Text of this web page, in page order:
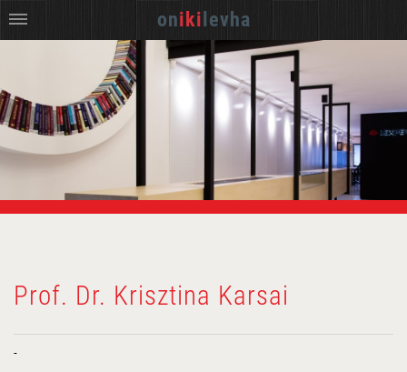
Prof. Dr. Krisztina Karsai
-
oniki levha